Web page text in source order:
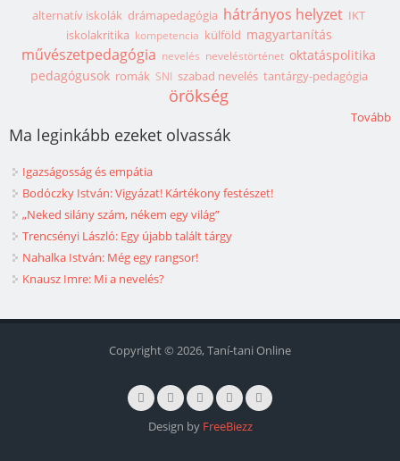
alternatív iskolák drámapedagógia hátrányos helyzet IKT
iskolakritika kompetencia külföld magyartanítás
művészetpedagógia nevelés neveléstörténet oktatáspolitika
pedagógusok romák SNI szabad nevelés tantárgy-pedagógia
örökség
Tovább
Ma leginkább ezeket olvassák
Igazságosság és empátia
Bodóczky István: Vigyázat! Kártékony festészet!
„Neked silány szám, nékem egy világ”
Trencsényi László: Egy újabb talált tárgy
Nahalka István: Még egy rangsor!
Knausz Imre: Mi a nevelés?
Copyright © 2026, Taní-tani Online
Design by FreeBiezz